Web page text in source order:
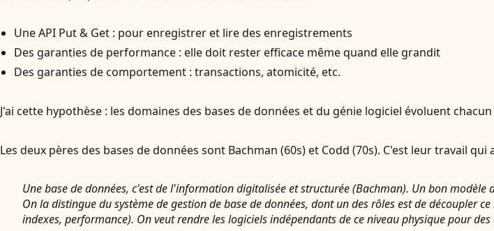
Une API Put & Get : pour enregistrer et lire des enregistrements
Des garanties de performance : elle doit rester efficace même quand elle grandit
Des garanties de comportement : transactions, atomicité, etc.
J'ai cette hypothèse : les domaines des bases de données et du génie logiciel évoluent
Les deux pères des bases de données sont Bachman (60s) et Codd (70s). C'est leur travail
Une base de données, c'est de l'information digitalisée et structurée (Bachman). Un bon
On la distingue du système de gestion de base de données, dont un des rôles est de découpler
indexes, performance). On veut rendre les logiciels indépendants de ce niveau physique pour